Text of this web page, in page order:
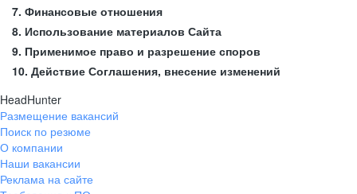
7. Финансовые отношения
8. Использование материалов Сайта
9. Применимое право и разрешение споров
10. Действие Соглашения, внесение изменений
HeadHunter
Размещение вакансий
Поиск по резюме
О компании
Наши вакансии
Реклама на сайте